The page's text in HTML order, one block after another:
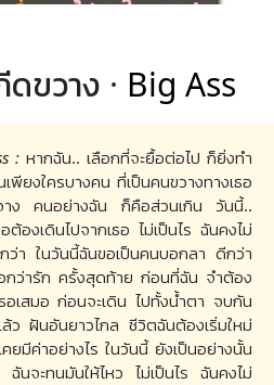
ขวาง · Big Ass
: หากฉัน.. เลือกที่จะยื้อต่อไป ก็ยิ่งทำ
พียงใครบางคน ที่เป็นคนขวางทางเธอ
าง คนอย่างฉัน ก็คือส่วนเกิน วันนี้..
องเดินไปจากเธอ ไม่เป็นไร ฉันคงไม่
ว่า ในวันนี้ฉันขอเป็นคนบอกลา ดีกว่า
ว่ารัก ครั้งสุดท้าย ก่อนที่ฉัน จำต้อง
เสมอ ก่อนจะเดิน ไปทั้งน้ำตา จบกัน
ฝันอันยาวไกล ชีวิตฉันต้องเริ่มใหม่
ยมีค่าอย่างไร ในวันนี้ ยังเป็นอย่างนั้น
จะทนมันให้ไหว ไม่เป็นไร ฉันคงไม่